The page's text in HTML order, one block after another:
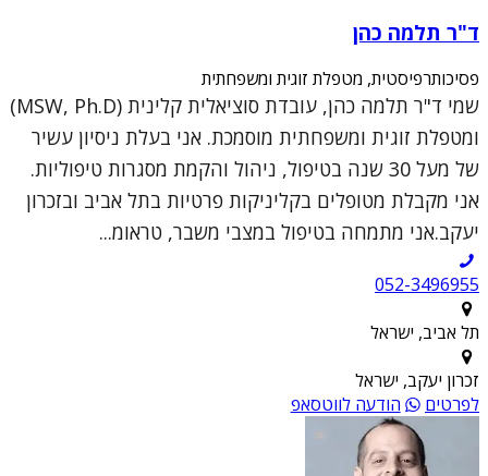
ד"ר תלמה כהן
פסיכותרפיסטית, מטפלת זוגית ומשפחתית
שמי ד"ר תלמה כהן, עובדת סוציאלית קלינית (MSW, Ph.D)
ומטפלת זוגית ומשפחתית מוסמכת. אני בעלת ניסיון עשיר
של מעל 30 שנה בטיפול, ניהול והקמת מסגרות טיפוליות.
אני מקבלת מטופלים בקליניקות פרטיות בתל אביב ובזכרון
יעקב.אני מתמחה בטיפול במצבי משבר, טראומ...
052-3496955
תל אביב, ישראל
זכרון יעקב, ישראל
לפרטים
הודעה לווטסאפ